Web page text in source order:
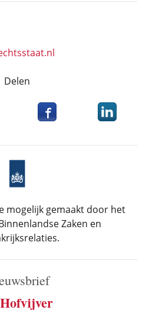
Delen
item op Bluesky
Deel dit item opDeel dit
mogelijk gemaakt door het
Zaken en